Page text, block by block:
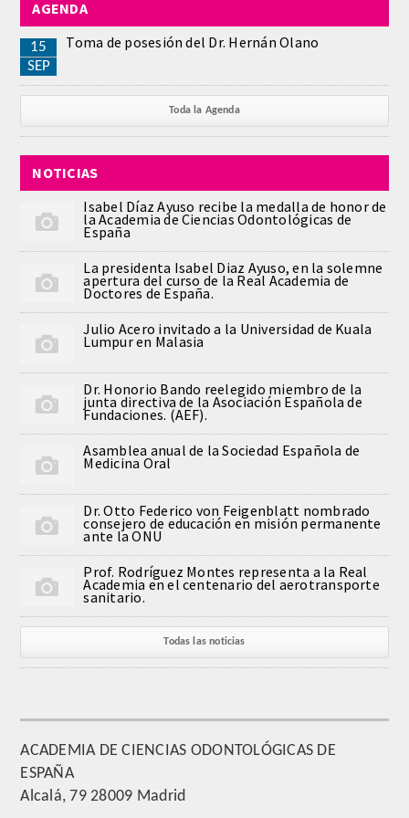
REGLAMENTO
ACADEMICOS
CIENCIAS BASICAS MEDICAS
AFINES A LA ODONTOLOGIA
HUMANIDADES Y CIENCIAS
MEDICO-JURIDICAS
PREVENCION,PROMOCION DE LA
SALUD Y GESTION NUEVAS
ESTOMATOLOGIA MEDICO-
ODONTOLOGIA CONSERVADORA
ORTOGNATIA
NÚMERO
Número de Medalla
SUPERNUMERARIOS
HONOR
AGENDA
15
SEP
Toma de posesión del Dr. Hernán Olano
Toda la Agenda
NOTICIAS
Isabel Díaz Ayuso recibe la medalla de honor de
la Academia de Ciencias Odontológicas de
España
La presidenta Isabel Diaz Ayuso, en la solemne
apertura del curso de la Real Academia de
Doctores de España.
Julio Acero invitado a la Universidad de Kuala
Lumpur en Malasia
Dr. Honorio Bando reelegido miembro de la
junta directiva de la Asociación Española de
Fundaciones. (AEF).
Asamblea anual de la Sociedad Española de
Medicina Oral
Dr. Otto Federico von Feigenblatt nombrado
consejero de educación en misión permanente
ante la ONU
Prof. Rodríguez Montes representa a la Real
Academia en el centenario del aerotransporte
sanitario.
Todas las noticias
ACADEMIA DE CIENCIAS ODONTOLÓGICAS DE
ESPAÑA
Alcalá, 79 28009 Madrid